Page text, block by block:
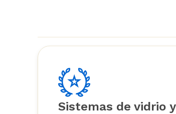
Sistemas de vidrio y